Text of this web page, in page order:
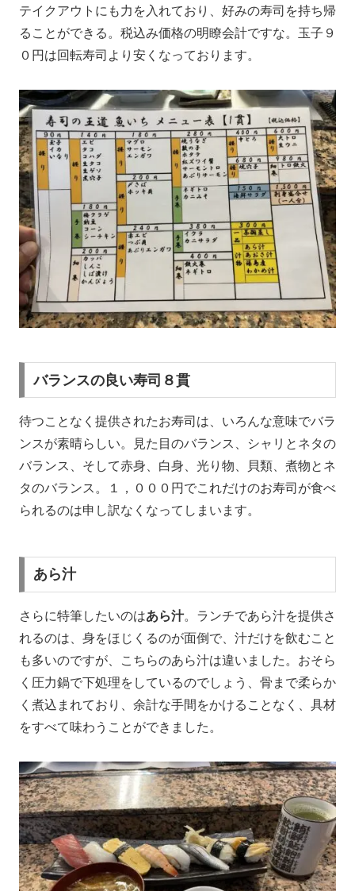
テイクアウトにも力を入れており、好みの寿司を持ち帰
ることができる。税込み価格の明瞭会計ですな。玉子９
０円は回転寿司より安くなっております。
バランスの良い寿司８貫
待つことなく提供されたお寿司は、いろんな意味でバラ
ンスが素晴らしい。見た目のバランス、シャリとネタの
バランス、そして赤身、白身、光り物、貝類、煮物とネ
タのバランス。１，０００円でこれだけのお寿司が食べ
られるのは申し訳なくなってしまいます。
あら汁
さらに特筆したいのはあら汁。ランチであら汁を提供さ
れるのは、身をほじくるのが面倒で、汁だけを飲むこと
も多いのですが、こちらのあら汁は違いました。おそら
く圧力鍋で下処理をしているのでしょう、骨まで柔らか
く煮込まれており、余計な手間をかけることなく、具材
をすべて味わうことができました。